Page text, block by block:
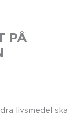
PÅ
livsmedel ska